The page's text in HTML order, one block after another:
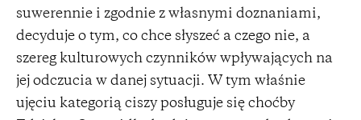
suwerennie i zgodnie z własnymi doznaniami,
decyduje o tym, co chce słyszeć a czego nie, a
szereg kulturowych czynników wpływających na
jej odczucia w danej sytuacji. W tym właśnie
ujęciu kategorią ciszy posługuje się choćby